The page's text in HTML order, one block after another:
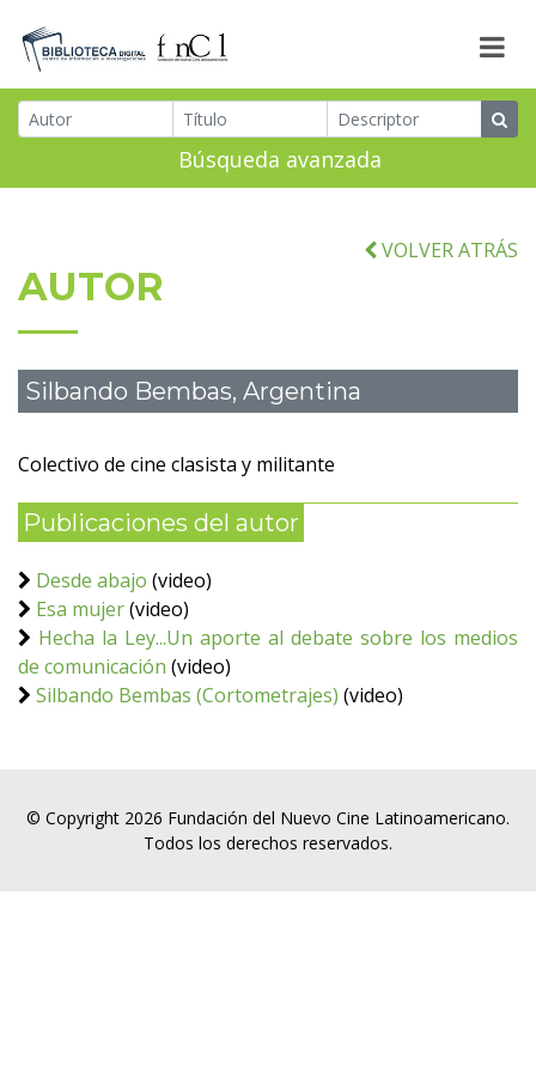
Búsqueda avanzada
VOLVER ATRÁS
AUTOR
Silbando Bembas, Argentina
Colectivo de cine clasista y militante
Publicaciones del autor
Desde abajo (video)
Esa mujer(video)
Hecha la Ley...Un aporte al debate sobre los medios
de comunicación (video)
Silbando Bembas (Cortometrajes) (video)
© Copyright 2026 Fundación del Nuevo Cine Latinoamericano.
Todos los derechos reservados.